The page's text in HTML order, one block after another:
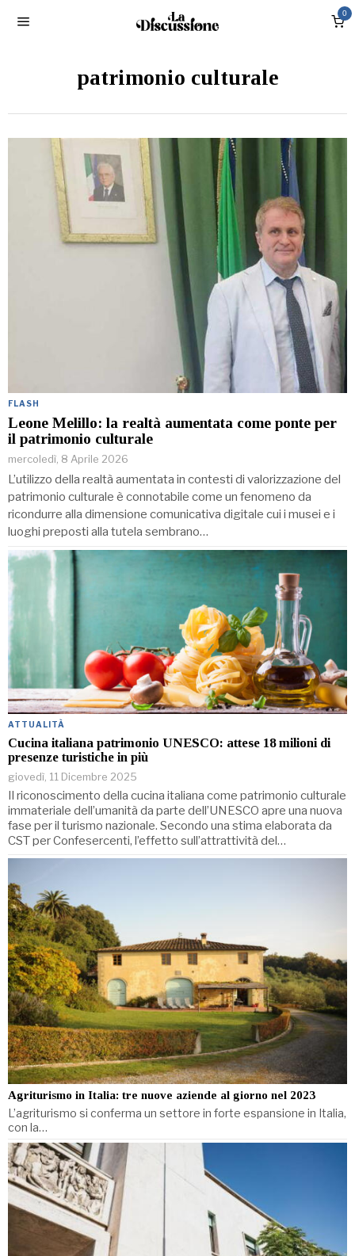
0
patrimonio culturale
FLASH
Leone Melillo: la realtà aumentata come ponte per
il patrimonio culturale
mercoledì, 8 Aprile 2026
L’utilizzo della realtà aumentata in contesti di valorizzazione del
patrimonio culturale è connotabile come un fenomeno da
ricondurre alla dimensione comunicativa digitale cui i musei e i
luoghi preposti alla tutela sembrano…
ATTUALITÀ
Cucina italiana patrimonio UNESCO: attese 18 milioni di
presenze turistiche in più
giovedì, 11 Dicembre 2025
Il riconoscimento della cucina italiana come patrimonio culturale
immateriale dell’umanità da parte dell’UNESCO apre una nuova
fase per il turismo nazionale. Secondo una stima elaborata da
CST per Confesercenti, l’effetto sull’attrattività del…
Agriturismo in Italia: tre nuove aziende al giorno nel 2023
L’agriturismo si conferma un settore in forte espansione in Italia,
con la…